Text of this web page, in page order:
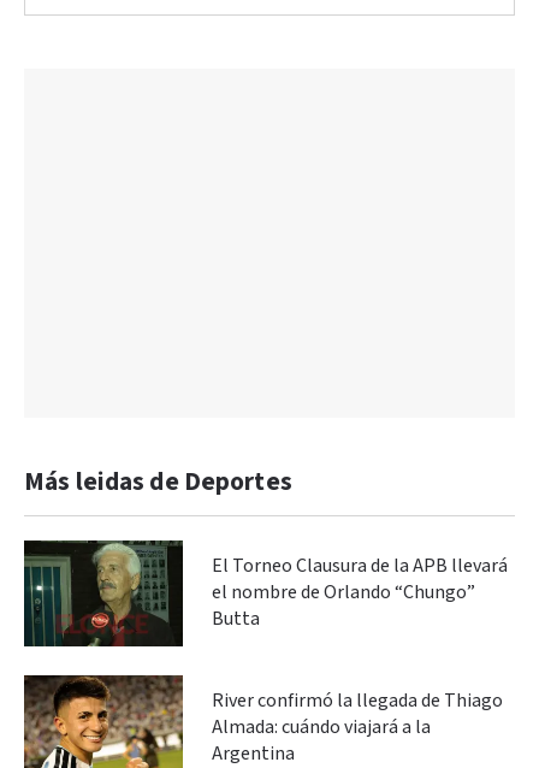
Más leidas de Deportes
El Torneo Clausura de la APB llevará
el nombre de Orlando “Chungo”
Butta
River confirmó la llegada de Thiago
Almada: cuándo viajará a la
Argentina